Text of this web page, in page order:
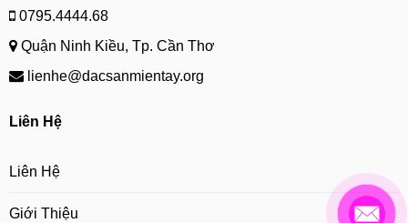
0795.4444.68
Quận Ninh Kiều, Tp. Cần Thơ
lienhe@dacsanmientay.org
Liên Hệ
Liên Hệ
Giới Thiệu